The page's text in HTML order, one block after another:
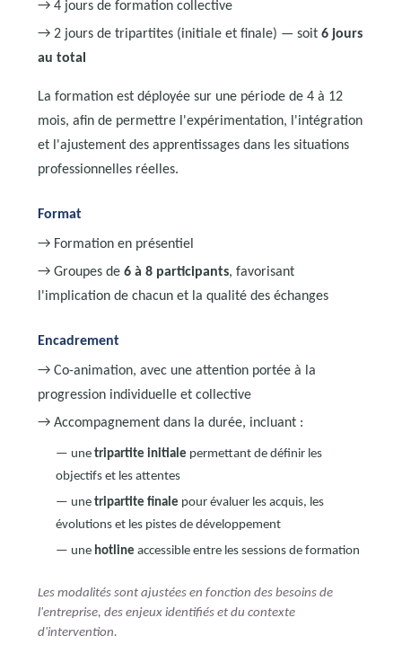
→ 4 jours de formation collective
→ 2 jours de tripartites (initiale et finale) — soit 6 jours
au total
La formation est déployée sur une période de 4 à 12
mois, afin de permettre l'expérimentation, l'intégration
et l'ajustement des apprentissages dans les situations
professionnelles réelles.
Format
→ Formation en présentiel
→ Groupes de 6 à 8 participants, favorisant
l'implication de chacun et la qualité des échanges
Encadrement
→ Co-animation, avec une attention portée à la
progression individuelle et collective
→ Accompagnement dans la durée, incluant :
— une tripartite initiale permettant de définir les
objectifs et les attentes
— une tripartite finale pour évaluer les acquis, les
évolutions et les pistes de développement
— une hotline accessible entre les sessions de formation
Les modalités sont ajustées en fonction des besoins de
l'entreprise, des enjeux identifiés et du contexte
d'intervention.